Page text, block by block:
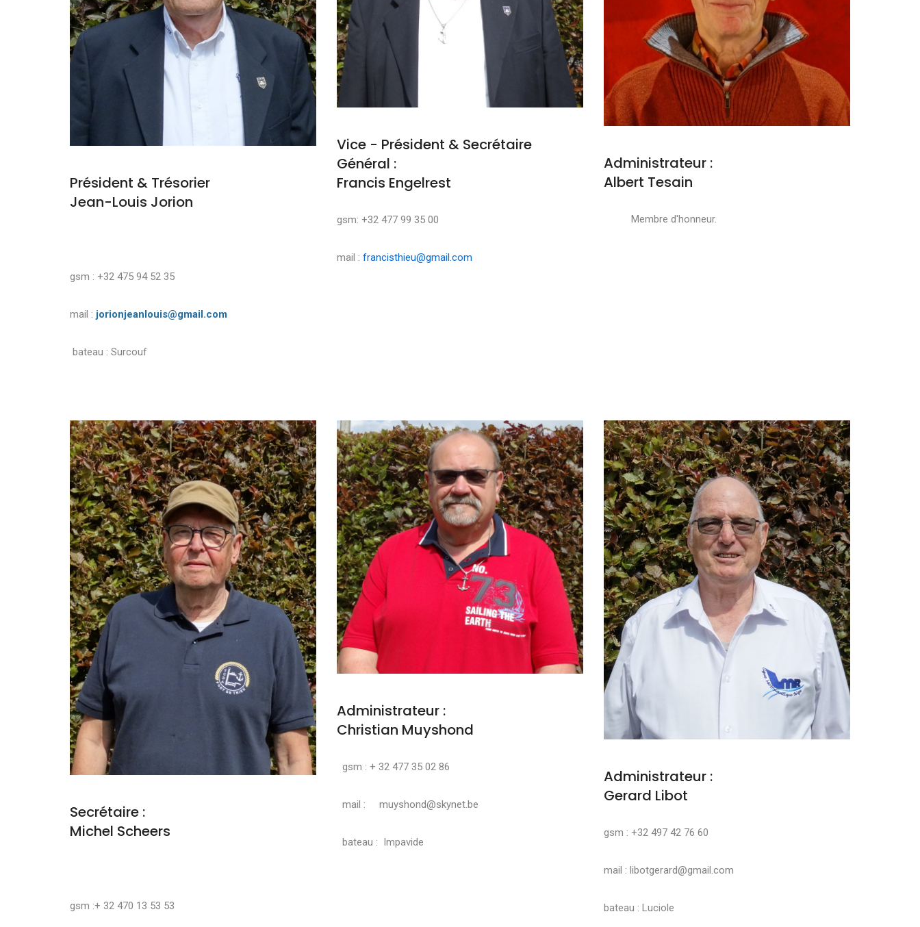
Président & Trésorier
Jean-Louis Jorion
gsm : +32 475 94 52 35
mail : jorionjeanlouis@gmail.com
bateau : Surcouf
Vice - Président & Secrétaire
Général :
Francis Engelrest
gsm: +32 477 99 35 00
mail : francisthieu@gmail.com
Administrateur :
Albert Tesain
Membre d'honneur.
Secrétaire :
Michel Scheers
gsm :+ 32 470 13 53 53
Administrateur :
Christian Muyshond
gsm : + 32 477 35 02 86
mail : muyshond@skynet.be
bateau : Impavide
Administrateur :
Gerard Libot
gsm : +32 497 42 76 60
mail : libotgerard@gmail.com
bateau : Luciole